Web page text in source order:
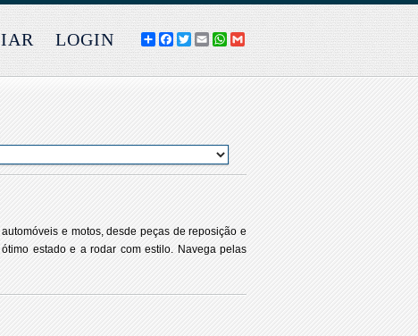
LOGIN COMPARTILHE
FACEBOOK
TWITTER
EMAIL
WHATSAPP
GMAIL
e motos, desde peças de reposição e
estado e a rodar com estilo. Navega pelas